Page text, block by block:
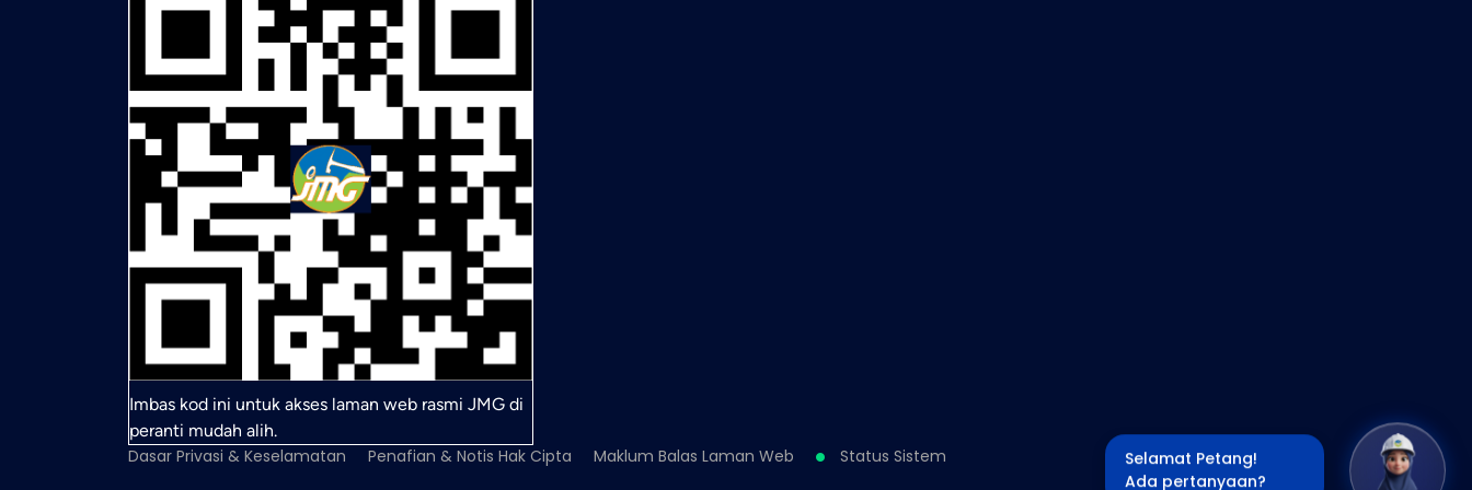
Imbas kod ini untuk akses laman web rasmi JMG di
peranti mudah alih.
Dasar Privasi & Keselamatan Penafian & Notis Hak Cipta Maklum Balas Laman Web Status Sistem
Selamat Petang!
Ada pertanyaan?